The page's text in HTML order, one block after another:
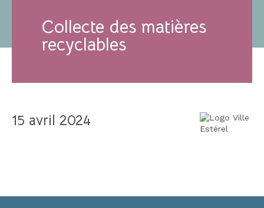
Collecte des matières
recyclables
15 avril 2024